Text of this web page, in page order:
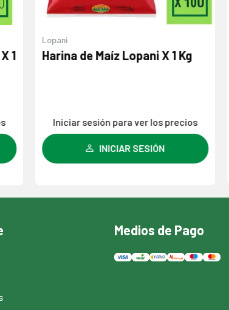
1
Lopani
Harina de Maíz Lopani X 1 Kg
Iniciar sesión para ver los precios
INICIAR SESIÓN
Medios de Pago